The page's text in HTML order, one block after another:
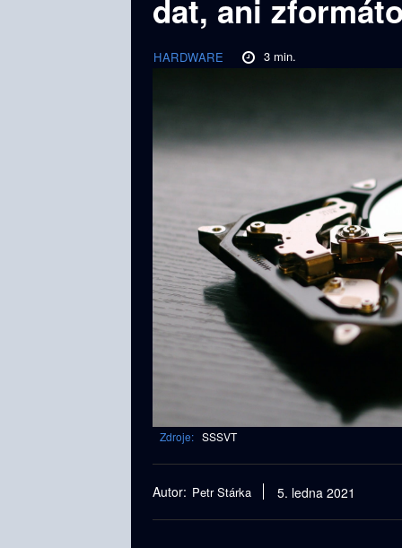
dat, ani
HARDWARE 3 min.
Zdroje: SSSVT
Autor: Petr Stárka 5. ledna 2021